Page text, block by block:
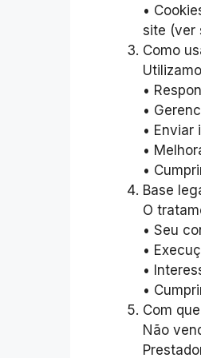
•
site (ver
Como
•
•
• Enviar
•
•
Base
O
• Seu
•
•
•
Com
Não